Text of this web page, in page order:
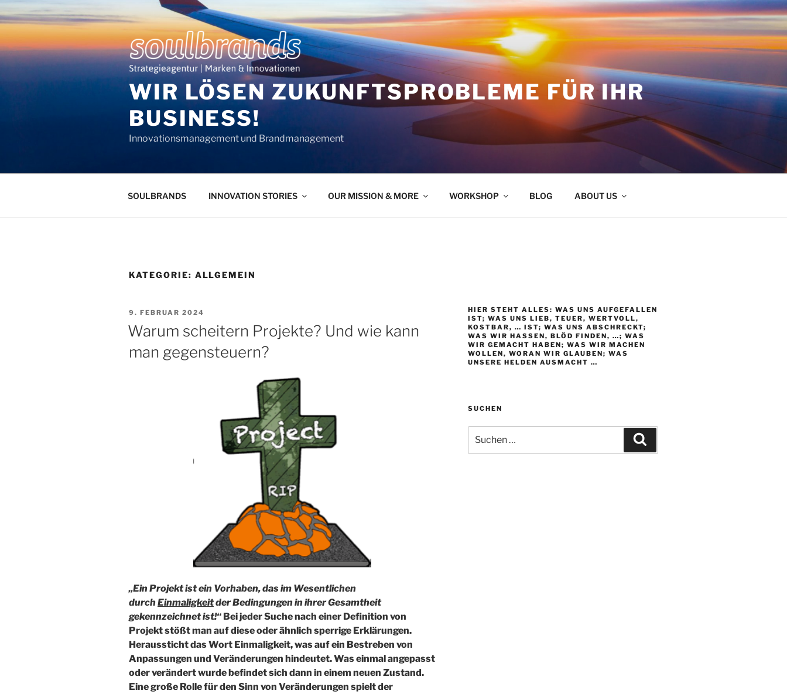
Zum
Inhalt
springen
WIR LÖSEN ZUKUNFTSPROBLEME FÜR IHR
BUSINESS!
Innovationsmanagement und Brandmanagement
SOULBRANDS INNOVATION STORIES OUR MISSION & MORE WORKSHOP BLOG ABOUT US
KATEGORIE: ALLGEMEIN
VERÖFFENTLICHT
AM
9. FEBRUAR 2024
Warum scheitern Projekte? Und wie kann
man gegensteuern?
„Ein Projekt ist ein Vorhaben, das im Wesentlichen
durchEinmaligkeitder Bedingungen in ihrer Gesamtheit
gekennzeichnet ist!“ Bei jeder Suche nach einer Definition von
Projekt stößt man auf diese oder ähnlich sperrige Erklärungen.
Heraussticht das Wort Einmaligkeit, was auf ein Bestreben von
Anpassungen und Veränderungen hindeutet. Was einmal angepasst
oder verändert wurde befindet sich dann in einem neuen Zustand.
Eine große Rolle für den Sinn von Veränderungen spielt der
HIER STEHT ALLES: WAS UNS AUFGEFALLEN
IST; WAS UNS LIEB, TEUER, WERTVOLL,
KOSTBAR, … IST; WAS UNS ABSCHRECKT;
WAS WIR HASSEN, BLÖD FINDEN, …; WAS
WIR GEMACHT HABEN; WAS WIR MACHEN
WOLLEN, WORAN WIR GLAUBEN; WAS
UNSERE HELDEN AUSMACHT …
SUCHEN
nach: